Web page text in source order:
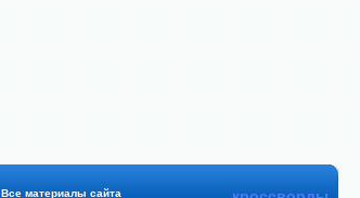
Все материалы сайта